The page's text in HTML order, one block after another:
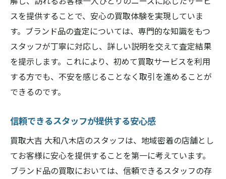
スを提供することで、安心の買取体験を実現していま
す。ブランド品の査定については、専門的な知識をもつ
スタッフが丁寧に対応し、詳しい説明を交えて査定結果
を提示します。これにより、初めて買取サービスを利用
する方でも、不安を感じることなく取引を進めることが
できるのです。
信頼できるスタッフが提供する安心感
買取大吉 大和八木店のスタッフは、地域密着の店舗とし
てお客様に安心を提供することを第一に考えています。
ブランド品の買取においては、信頼できるスタッフの存